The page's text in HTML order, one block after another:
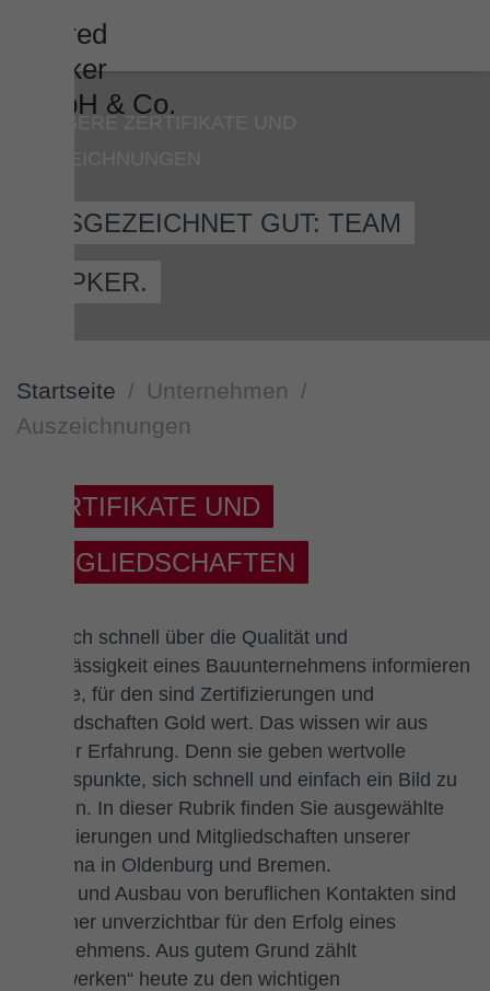
AUSGEZEICHNET GUT: TEAM
DÖPKER.
Startseite
Unternehmen
Auszeichnungen
ZERTIFIKATE UND
MITGLIEDSCHAFTEN
Wer sich schnell über die Qualität und
Zuverlässigkeit eines Bauunternehmens informieren
möchte, für den sind Zertifizierungen und
Mitgliedschaften Gold wert. Das wissen wir aus
eigener Erfahrung. Denn sie geben wertvolle
Anhaltspunkte, sich schnell und einfach ein Bild zu
machen. In dieser Rubrik finden Sie ausgewählte
Zertifizierungen und Mitgliedschaften unserer
Baufirma in Oldenburg und Bremen.
Pflege und Ausbau von beruflichen Kontakten sind
seit jeher unverzichtbar für den Erfolg eines
Unternehmens. Aus gutem Grund zählt
„Netzwerken“ heute zu den wichtigen